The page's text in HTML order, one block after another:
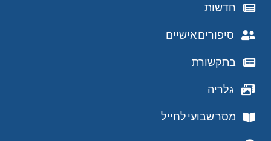
חדשות
סיפורים אישיים
בתקשורת
גלריה
מסר שבועי לחייל